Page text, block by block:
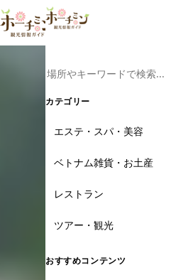
カテゴリー
エステ・スパ・美容
ベトナム雑貨・お土産
レストラン
ツアー・観光
おすすめコンテンツ